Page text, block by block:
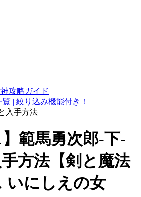
攻略ガイド
| 絞り込み機能付き！
入手方法
】範馬勇次郎-下-
方法【剣と魔法
いにしえの女